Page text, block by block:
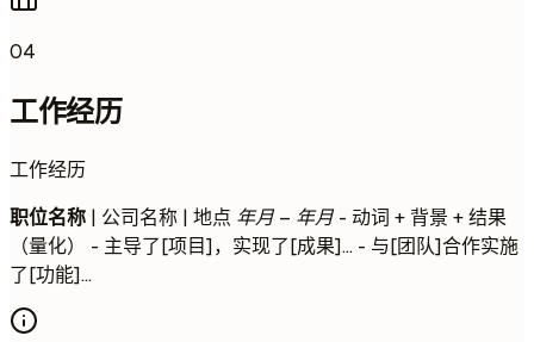
04
工作经历
工作经历
职位名称 | 公司名称 | 地点 年月 – 年月- 动词 + 背景 + 结果
（量化） - 主导了[项目]，实现了[成果]... - 与[团队]合作实施
了[功能]...